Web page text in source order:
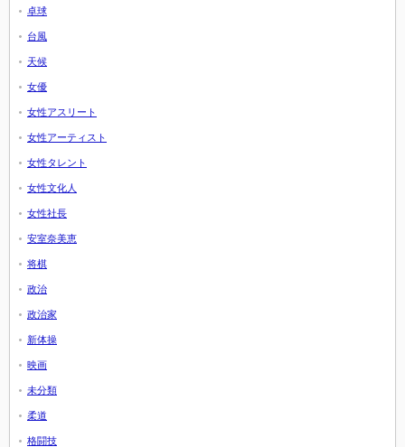
卓球
台風
天候
女優
女性アスリート
女性アーティスト
女性タレント
女性文化人
女性社長
安室奈美恵
将棋
政治
政治家
新体操
映画
未分類
柔道
格闘技